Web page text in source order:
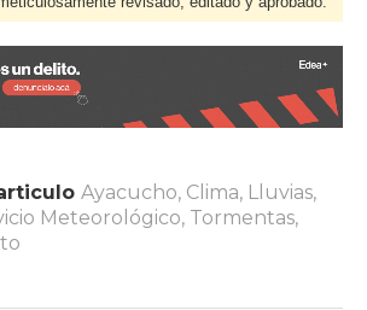
Ayacucho, Clima, Lluvias,
Meteorológico, Tormentas,